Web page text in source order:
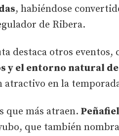
, habiéndose
de Ribera.
destaca otros eventos,
y el entorno natural de
atractivo en la
que más atraen.
que también